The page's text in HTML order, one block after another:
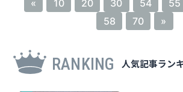
« 10 20 30 54 55
58
70 »
RANKING 人気記事ラン